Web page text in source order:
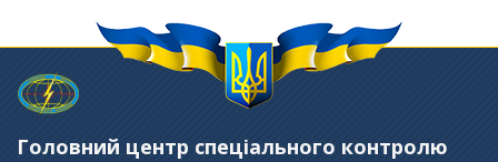
Головний центр спеціального контролю